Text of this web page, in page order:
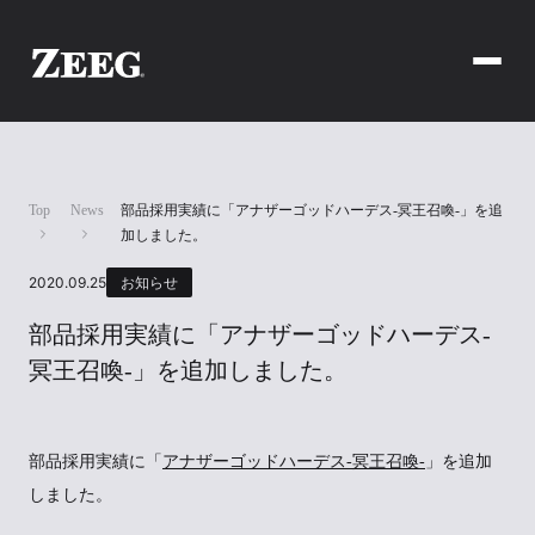
Top News
部品採用実績に「アナザーゴッドハーデス-冥王召喚-」を追
加しました。
2020.09.25 お知らせ
部品採用実績に「アナザーゴッドハーデス-
冥王召喚-」を追加しました。
部品採用実績に「 アナザーゴッドハーデス-冥王召喚- 」を追加
しました。